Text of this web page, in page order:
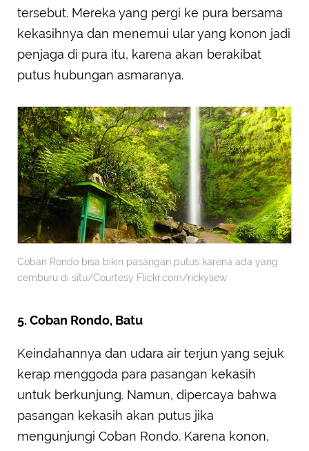
tersebut. Mereka yang pergi ke pura bersama
kekasihnya dan menemui ular yang konon jadi
penjaga di pura itu, karena akan berakibat
putus hubungan asmaranya.
Coban Rondo bisa bikin pasangan putus karena ada yang
cemburu di situ/Courtesy Flickr.com/rickyliew
5. Coban Rondo, Batu
Keindahannya dan udara air terjun yang sejuk
kerap menggoda para pasangan kekasih
untuk berkunjung. Namun, dipercaya bahwa
pasangan kekasih akan putus jika
mengunjungi Coban Rondo. Karena konon,